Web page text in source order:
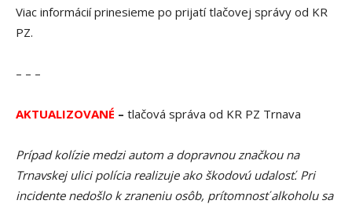
Viac informácií prinesieme po prijatí tlačovej správy od KR
PZ.
– – –
AKTUALIZOVANÉ – tlačová správa od KR PZ Trnava
Prípad kolízie medzi autom a dopravnou značkou na
Trnavskej ulici polícia realizuje ako škodovú udalosť. Pri
incidente nedošlo k zraneniu osôb, prítomnosť alkoholu sa